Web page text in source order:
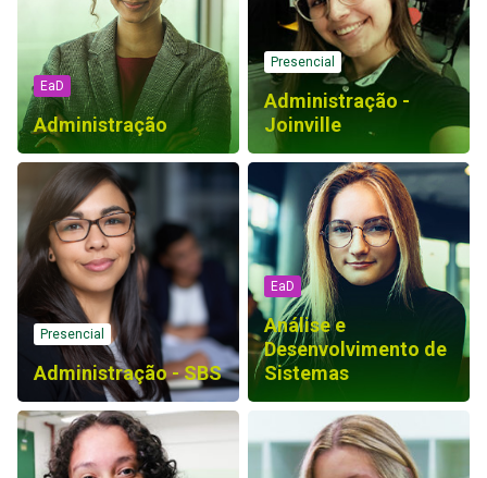
EaD
Administração
Presencial
Administração -
Joinville
Presencial
Administração - SBS
EaD
Análise e
Desenvolvimento de
Sistemas